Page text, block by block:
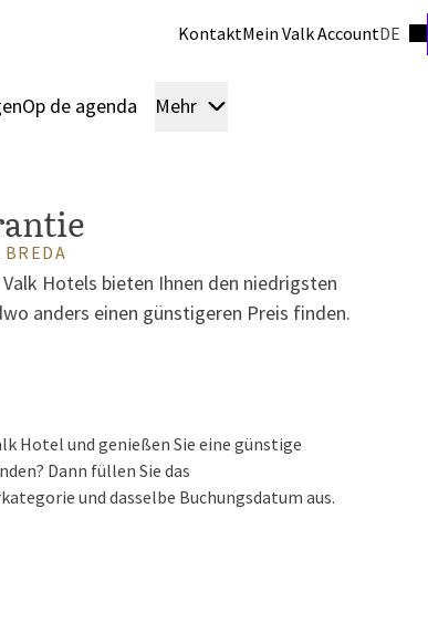
KontaktMein Valk AccountDE
Op de agenda Mehr
Hotels bieten Ihnen den niedrigsten
anders einen günstigeren Preis finden.
Hotel und genießen Sie eine günstige
Dann füllen Sie das
und dasselbe Buchungsdatum aus.